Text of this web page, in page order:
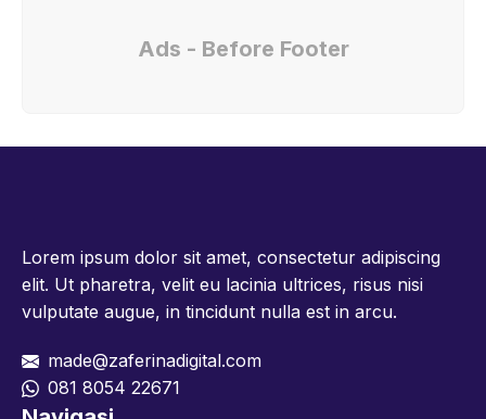
Ads - Before Footer
Lorem ipsum dolor sit amet, consectetur adipiscing
elit. Ut pharetra, velit eu lacinia ultrices, risus nisi
vulputate augue, in tincidunt nulla est in arcu.
made@zaferinadigital.com
081 8054 22671